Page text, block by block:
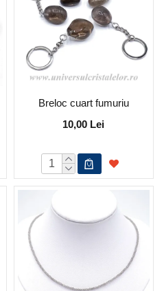
Breloc cuart fumuriu
10,00 Lei